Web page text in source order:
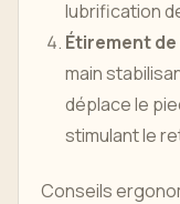
lubrification
Étirement de
main
déplace le
stimulant le
Conseils